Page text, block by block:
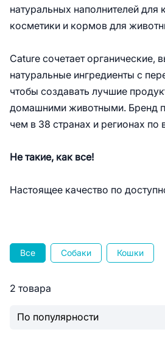
натуральных наполнителей для
косметики и кормов для
Cature сочетает органические,
натуральные ингредиенты с
чтобы создавать лучшие
домашними животными. Бренд
чем в 38 странах и регионах по
Не такие, как все!
Настоящее качество по
Все Собаки Кошки
2 товара